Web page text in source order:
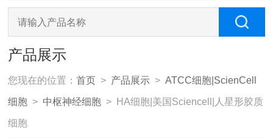
产品展示
您现在的位置：首页 > 产品展示 >ATCC细胞|ScienCell
细胞 > 中枢神经细胞 > HA细胞|美国Sciencell|人星形胶质
细胞